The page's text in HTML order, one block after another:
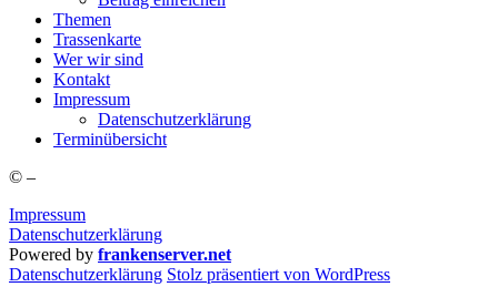
The­men
Tras­sen­kar­te
Wer wir sind
Kon­takt
Impres­sum
Daten­schutz­er­klä­rung
Ter­min­über­sicht
© –
Impressum
Datenschutzerklärung
Powered by frankenserver.net
Daten­schutz­er­klä­rung Stolz präsentiert von WordPress